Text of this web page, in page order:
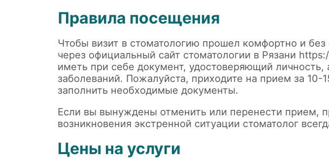
Правила посещения
Чтобы визит в стоматологию прошел комфортно и
через официальный сайт стоматологии в Рязани
иметь при себе документ, удостоверяющий
заболеваний. Пожалуйста, приходите на прием за
заполнить необходимые документы.
Если вы вынуждены отменить или перенести прием,
возникновения экстренной ситуации стоматолог
Цены на услуги